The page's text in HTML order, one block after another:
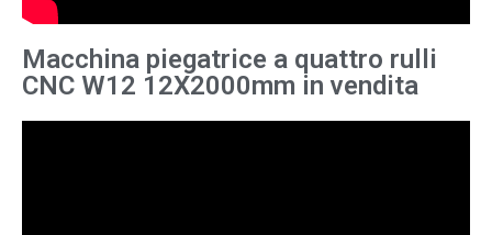
Macchina piegatrice a quattro rulli
CNC W12 12X2000mm in vendita